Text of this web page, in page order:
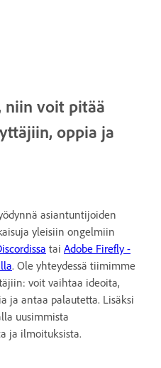
niin voit pitää
oppia ja
asiantuntijoiden
yleisiin ongelmiin
tai Adobe Firefly -
. Ole yhteydessä tiimimme
voit vaihtaa ideoita,
ja antaa palautetta. Lisäksi
uusimmista
ja ilmoituksista.